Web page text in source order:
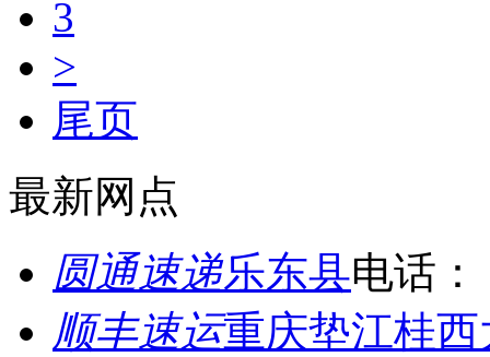
3
>
尾页
最新网点
圆通速递乐东县电话：
顺丰速运重庆垫江桂